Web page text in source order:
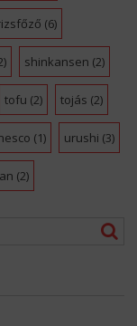
(6)
shinkansen (2)
tofu (2) tojás (2)
(1) urushi (3)
(2)